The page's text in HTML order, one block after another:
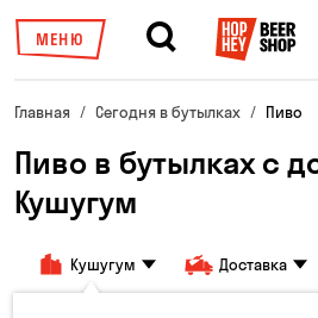
МЕНЮ
Главная Сегодня в бутылках Пиво
Пиво в бутылках с
Кушугум
Кушугум Доставка